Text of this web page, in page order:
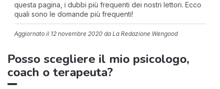
questa pagina, i dubbi più frequenti dei nostri lettori. Ecco
quali sono le domande più frequenti!
Aggiornato il 12 novembre 2020 da La Redazione Wengood
Posso scegliere il mio psicologo,
coach o terapeuta?